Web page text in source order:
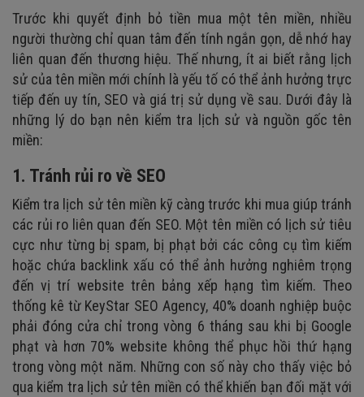
Trước khi quyết định bỏ tiền mua một tên miền, nhiều
người thường chỉ quan tâm đến tính ngắn gọn, dễ nhớ hay
liên quan đến thương hiệu. Thế nhưng, ít ai biết rằng lịch
sử của tên miền mới chính là yếu tố có thể ảnh hưởng trực
tiếp đến uy tín, SEO và giá trị sử dụng về sau. Dưới đây là
những lý do bạn nên kiểm tra lịch sử và nguồn gốc tên
miền:
1. Tránh rủi ro về SEO
Kiểm tra lịch sử tên miền kỹ càng trước khi mua giúp tránh
các rủi ro liên quan đến SEO. Một tên miền có lịch sử tiêu
cực như từng bị spam, bị phạt bởi các công cụ tìm kiếm
hoặc chứa backlink xấu có thể ảnh hưởng nghiêm trọng
đến vị trí website trên bảng xếp hạng tìm kiếm. Theo
thống kê từ KeyStar SEO Agency, 40% doanh nghiệp buộc
phải đóng cửa chỉ trong vòng 6 tháng sau khi bị Google
phạt và hơn 70% website không thể phục hồi thứ hạng
trong vòng một năm. Những con số này cho thấy việc bỏ
qua kiểm tra lịch sử tên miền có thể khiến bạn đối mặt với